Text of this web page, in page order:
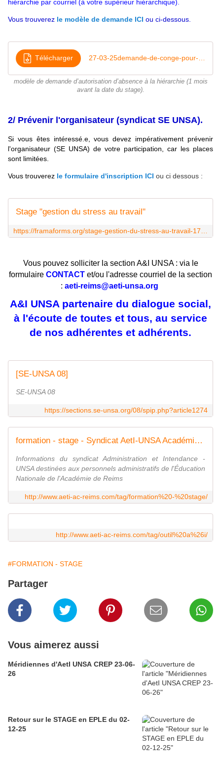
hiérarchie par courriel (à votre supérieur hiérarchique).
Vous trouverez le modèle de demande ICI ou ci-dessous.
Télécharger 27-03-25demande-de-conge-pour-formation-syndic
modèle de demande d’autorisation d’absence à la hiérarchie (1 mois
avant la date du stage).
2/ Prévenir l'organisateur (syndicat SE UNSA).
Si vous êtes intéressé.e, vous devez impérativement prévenir
l'organisateur (SE UNSA) de votre participation, car les places
sont limitées.
Vous trouverez le formulaire d'inscription ICI ou ci dessous :
Stage "gestion du stress au travail"
Vous pouvez solliciter la section A&I UNSA : via le
formulaire CONTACT et/ou l'adresse courriel de la section
: aeti-reims@aeti-unsa.org
A&I UNSA partenaire du dialogue social,
à l'écoute de toutes et tous, au service
de nos adhérentes et adhérents.
[SE-UNSA 08]
SE-UNSA 08
https://sections.se-unsa.org/08/spip.php?article1274
formation - stage - Syndicat AetI-UNSA Académie Reims
Informations du syndicat Administration et Intendance -
UNSA destinées aux personnels administratifs de l'Éducation
Nationale de l'Académie de Reims
http://www.aeti-ac-reims.com/tag/formation%20-%20stage/
http://www.aeti-ac-reims.com/tag/outil%20a%26i/
#FORMATION - STAGE
Partager
Vous aimerez aussi
Méridiennes d'AetI UNSA CREP 23-06-
26
Retour sur le STAGE en EPLE du 02-
12-25